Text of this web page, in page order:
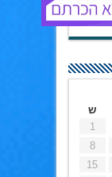
ש
1
8
15